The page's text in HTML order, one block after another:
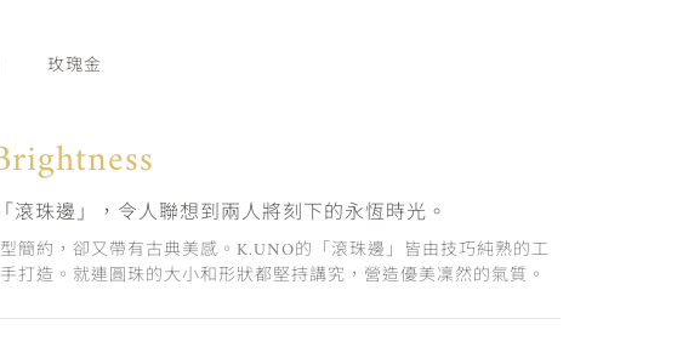
玫瑰金
滾珠邊」，令人聯想到兩人將刻下的永恆時光。
型簡約，卻又帶有古典美感。K.UNO的「滾珠邊」皆由技巧純熟的工
打造。就連圓珠的大小和形狀都堅持講究，營造優美凜然的氣質。